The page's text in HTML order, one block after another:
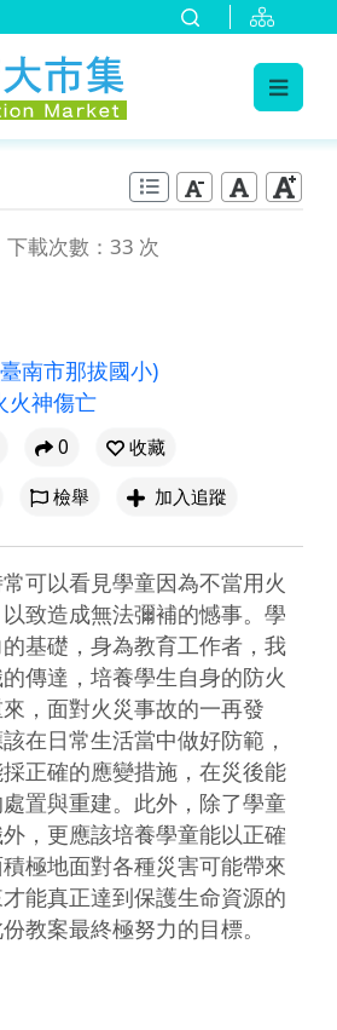
下載次數：33 次
南市那拔國小)
火神傷亡
0
收藏
檢舉 加入追蹤
可以看見學童因為不當用火
致造成無法彌補的憾事。學
基礎，身為教育工作者，我
傳達，培養學生自身的防火
，面對火災事故的一再發
在日常生活當中做好防範，
正確的應變措施，在災後能
置與重建。此外，除了學童
，更應該培養學童能以正確
極地面對各種災害可能帶來
能真正達到保護生命資源的
教案最終極努力的目標。